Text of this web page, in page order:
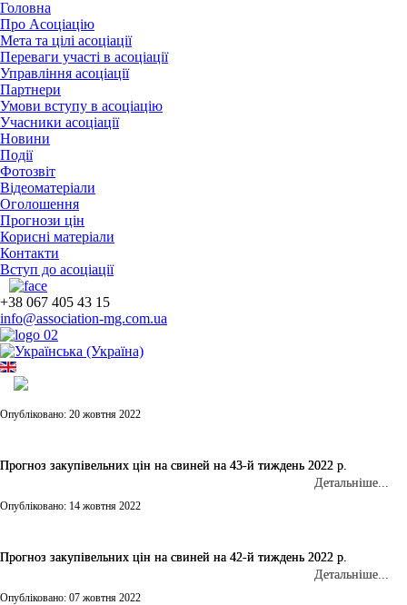
Головна
Про Асоціацію
Мета та цілі асоціації
Переваги участі в асоціації
Управління асоціації
Партнери
Умови вступу в асоціацію
Учасники асоціації
Новини
Події
Фотозвіт
Відеоматеріали
Оголошення
Прогнози цін
Корисні матеріали
Контакти
Вступ до асоціації
+38 067 405 43 15
info@association-mg.com.ua
Опубліковано: 20 жовтня 2022
Прогноз закупівельних цін на свиней на 43-й тиждень 2022 р.
Детальніше...
Опубліковано: 14 жовтня 2022
Прогноз закупівельних цін на свиней на 42-й тиждень 2022 р.
Детальніше...
Опубліковано: 07 жовтня 2022